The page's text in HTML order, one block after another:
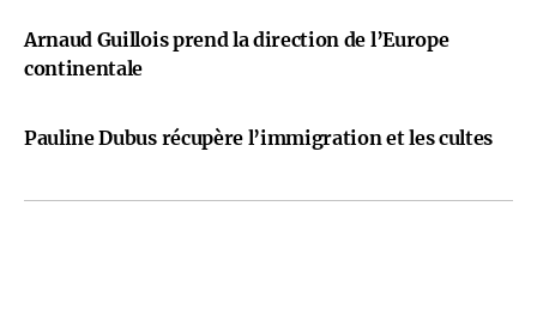
Arnaud Guillois prend la direction de l’Europe
continentale
Pauline Dubus récupère l’immigration et les cultes